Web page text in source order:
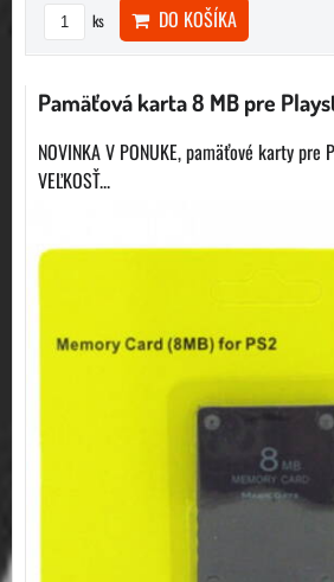
ks DO KOŠÍKA
Pamäťová karta 8 MB pre
NOVINKA V PONUKE, pamäťové karty pre
VEĽKOSŤ...